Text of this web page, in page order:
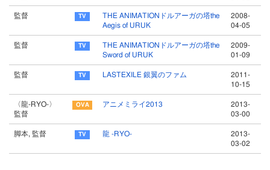
監督
THE ANIMATIONドルアーガの塔the
Aegis of URUK
2008-
04-05
監督
THE ANIMATIONドルアーガの塔the
Sword of URUK
2009-
01-09
監督 LASTEXILE 銀翼のファム
2011-
10-15
〈龍-RYO-〉
監督
アニメミライ2013
2013-
03-00
脚本, 監督 龍 -RYO-
2013-
03-02